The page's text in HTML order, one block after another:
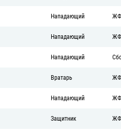
Нападающий
Нападающий
Нападающий
Вратарь
Нападающий
Защитник